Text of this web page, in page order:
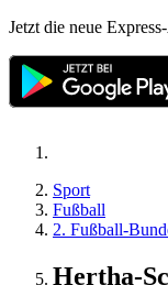
Jetzt die neue
Sport
Fußball
2. Fußball-
Hertha-